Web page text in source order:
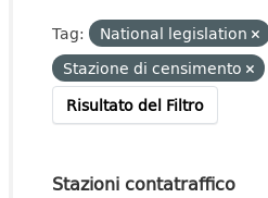
Tag:
National legislation
Stazione di censimento
Risultato del Filtro
Stazioni contatraffico